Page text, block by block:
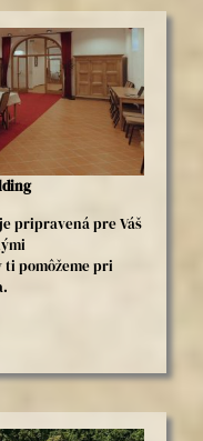
pripravená pre Váš
ti pomôžeme pri